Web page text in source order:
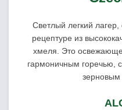
Светлый легкий
рецептуре из
хмеля. Это
гармоничным горечью,
зерновым